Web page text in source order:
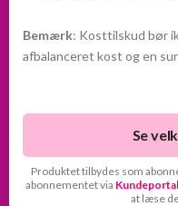
Bemærk: Kosttilskud bør
afbalanceret kost og en
Se
Produktet tilbydes som
abonnementet via
at læse